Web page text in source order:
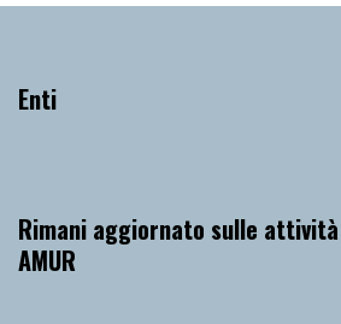
Enti
Rimani aggiornato sulle
AMUR